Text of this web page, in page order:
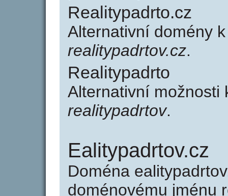
Realitypadrto.cz
Alternativní domény
realitypadrtov.cz.
Realitypadrto
Alternativní možnosti
realitypadrtov.
Ealitypadrtov.cz
Doména
doménovému jménu